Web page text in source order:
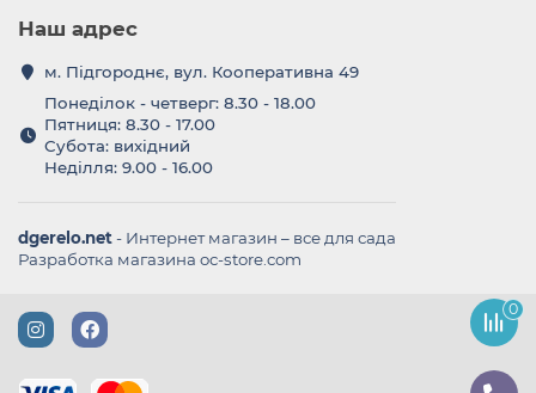
Наш адрес
м. Підгороднє, вул. Кооперативна 49
Понеділок - четверг: 8.30 - 18.00
Пятниця: 8.30 - 17.00
Субота: вихідний
Неділля: 9.00 - 16.00
dgerelo.net- Интернет магазин – все для сада
Разработка магазина oc-store.com
0